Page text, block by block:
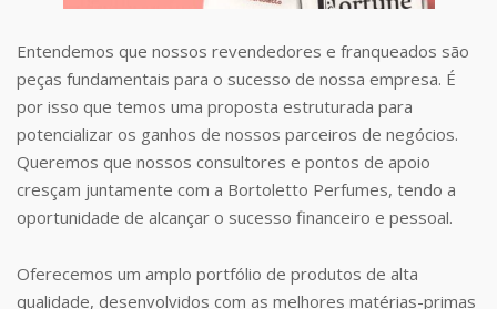
Entendemos que nossos revendedores e franqueados são
peças fundamentais para o sucesso de nossa empresa. É
por isso que temos uma proposta estruturada para
potencializar os ganhos de nossos parceiros de negócios.
Queremos que nossos consultores e pontos de apoio
cresçam juntamente com a Bortoletto Perfumes, tendo a
oportunidade de alcançar o sucesso financeiro e pessoal.
Oferecemos um amplo portfólio de produtos de alta
qualidade, desenvolvidos com as melhores matérias-primas